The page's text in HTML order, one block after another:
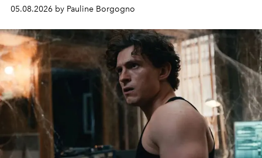
05.08.2026 by Pauline Borgogno